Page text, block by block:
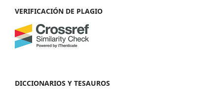
VERIFICACIÓN DE PLAGIO
DICCIONARIOS Y TESAUROS